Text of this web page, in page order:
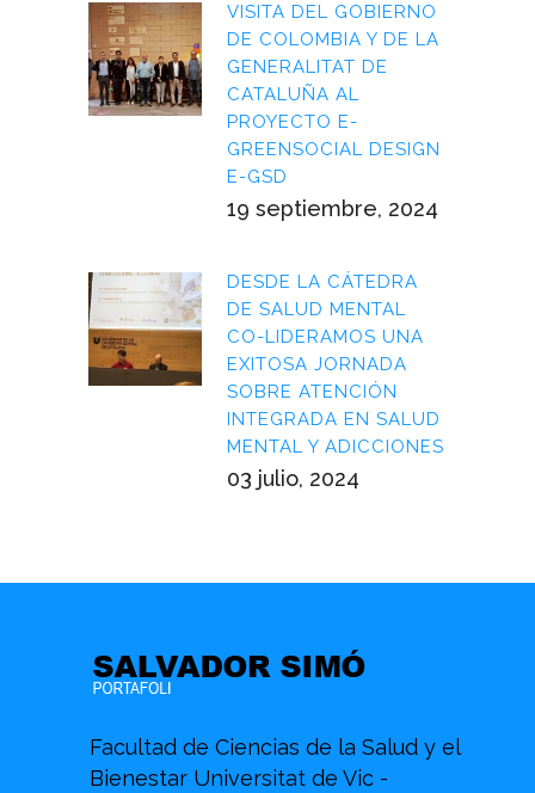
VISITA DEL GOBIERNO
DE COLOMBIA Y DE LA
GENERALITAT DE
CATALUÑA AL
PROYECTO E-
GREENSOCIAL DESIGN
E-GSD
19 septiembre, 2024
DESDE LA CÁTEDRA
DE SALUD MENTAL
CO-LIDERAMOS UNA
EXITOSA JORNADA
SOBRE ATENCIÓN
INTEGRADA EN SALUD
MENTAL Y ADICCIONES
03 julio, 2024
Facultad de Ciencias de la Salud y el
Bienestar Universitat de Vic -